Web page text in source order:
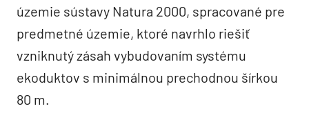
územie sústavy Natura 2000, spracované pre
predmetné územie, ktoré navrhlo riešiť
vzniknutý zásah vybudovaním systému
ekoduktov s minimálnou prechodnou šírkou
80 m.